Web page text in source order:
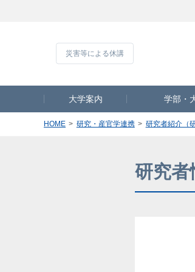
大学案内 学部・
HOME 研究・産官学連携 研究者紹介（
研究者